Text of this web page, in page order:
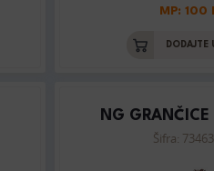
MP: 100
DODAJTE
NG
Šifra: